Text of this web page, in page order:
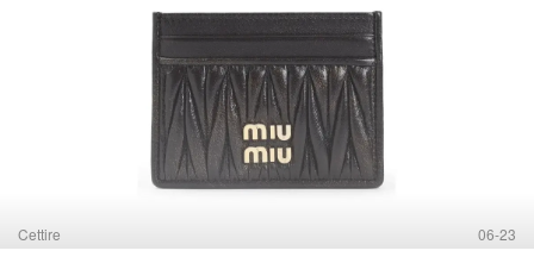
Cettire 06-23